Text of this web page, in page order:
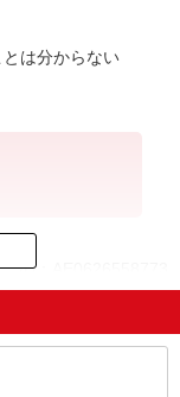
は分からない
ID：AE0626558773